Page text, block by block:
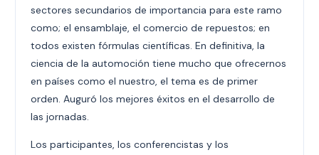
sectores secundarios de importancia para este ramo
como; el ensamblaje, el comercio de repuestos; en
todos existen fórmulas científicas. En definitiva, la
ciencia de la automoción tiene mucho que ofrecernos
en países como el nuestro, el tema es de primer
orden. Auguró los mejores éxitos en el desarrollo de
las jornadas.
Los participantes, los conferencistas y los